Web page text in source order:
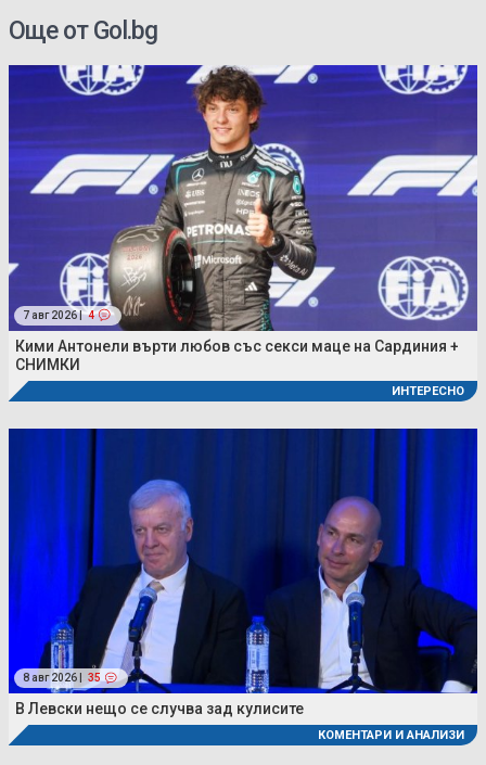
Още от Gol.bg
7 авг 2026 | 4
Кими Антонели върти любов със секси маце на Сардиния +
СНИМКИ
ИНТЕРЕСНО
8 авг 2026 | 35
В Левски нещо се случва зад кулисите
КОМЕНТАРИ И АНАЛИЗИ